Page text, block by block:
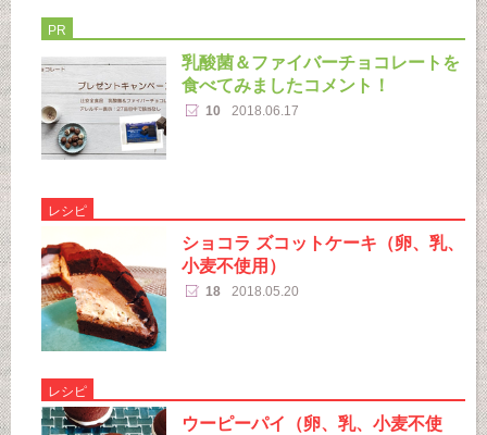
PR
乳酸菌＆ファイバーチョコレートを
食べてみましたコメント！
10 2018.06.17
レシピ
ショコラ ズコットケーキ（卵、乳、
小麦不使用）
18 2018.05.20
レシピ
ウーピーパイ（卵、乳、小麦不使